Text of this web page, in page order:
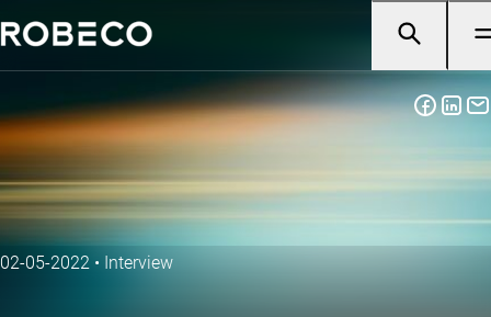
02-05-2022 • Interview